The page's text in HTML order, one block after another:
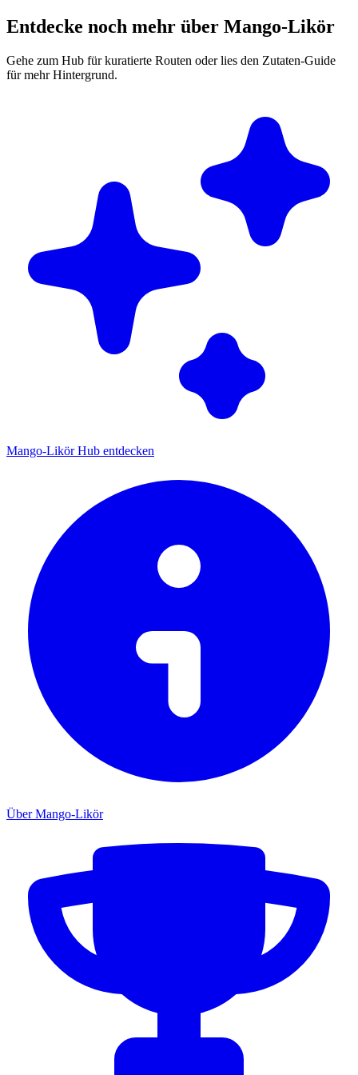
Entdecke noch mehr über Mango-Likör
Gehe zum Hub für kuratierte Routen oder lies den Zutaten-Guide
für mehr Hintergrund.
Mango-Likör Hub entdecken
Über Mango-Likör